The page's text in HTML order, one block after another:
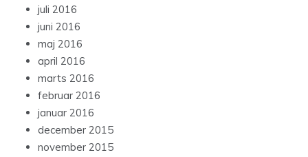
juli 2016
juni 2016
maj 2016
april 2016
marts 2016
februar 2016
januar 2016
december 2015
november 2015